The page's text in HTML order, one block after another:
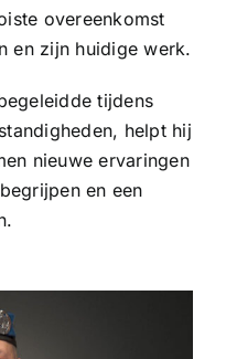
overeenkomst
en zijn huidige werk.
tijdens
helpt hij
nieuwe ervaringen
en een